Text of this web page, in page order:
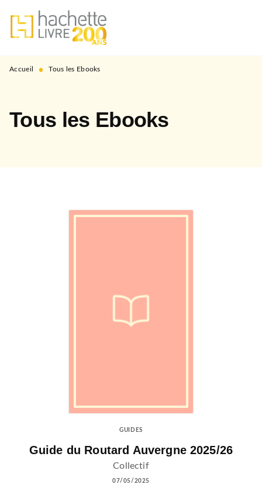
MENU RECHERCHE
PIED DE PAGE
Accueil • Tous les Ebooks
Tous les Ebooks
GUIDES
Guide du Routard Auvergne 2025/26
Collectif
07/05/2025